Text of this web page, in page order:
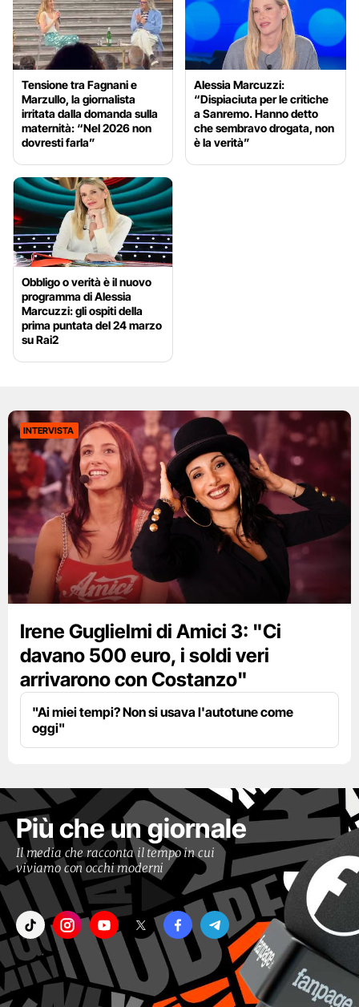
Tensione tra Fagnani e
Marzullo, la giornalista
irritata dalla domanda sulla
maternità: “Nel 2026 non
dovresti farla”
Alessia Marcuzzi:
“Dispiaciuta per le critiche
a Sanremo. Hanno detto
che sembravo drogata, non
è la verità”
Obbligo o verità è il nuovo
programma di Alessia
Marcuzzi: gli ospiti della
prima puntata del 24 marzo
su Rai2
INTERVISTA
Irene Guglielmi di Amici 3: "Ci
davano 500 euro, i soldi veri
arrivarono con Costanzo"
"Ai miei tempi? Non si usava l'autotune come
oggi"
Più che un giornale
Il media che racconta il tempo in cui
viviamo con occhi moderni